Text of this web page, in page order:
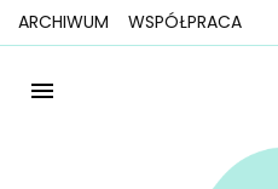
ARCHIWUM WSPÓŁPRACA